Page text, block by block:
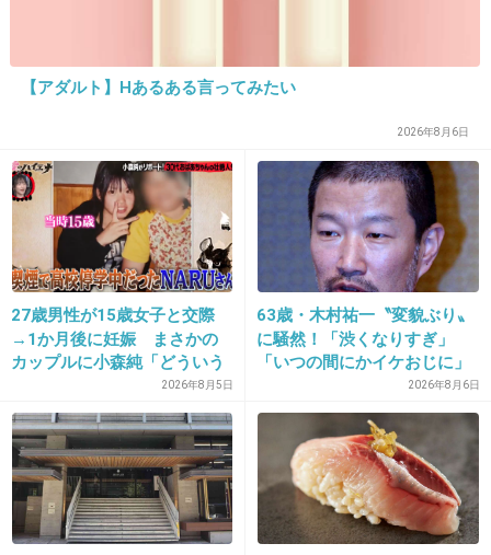
一般的な女優さんなら誰でも1位だよ
24. 匿名 2013/02/02(土) 14:26:53
佐々木希
-15
ゴーリキさんはオタ受けもしなさそうだから無
理そうw
+27 -9
【アダルト】Hあるある言ってみたい
2026年8月6日
27歳男性が15歳女子と交際
→1か月後に妊娠 まさかの
カップルに小森純「どういう
事？だいぶあぶねぇよ」2026年8月5日
63歳・木村祐一〝変貌ぶり〟
に騒然！「渋くなりすぎ」
「いつの間にかイケおじに」
2026年8月6日